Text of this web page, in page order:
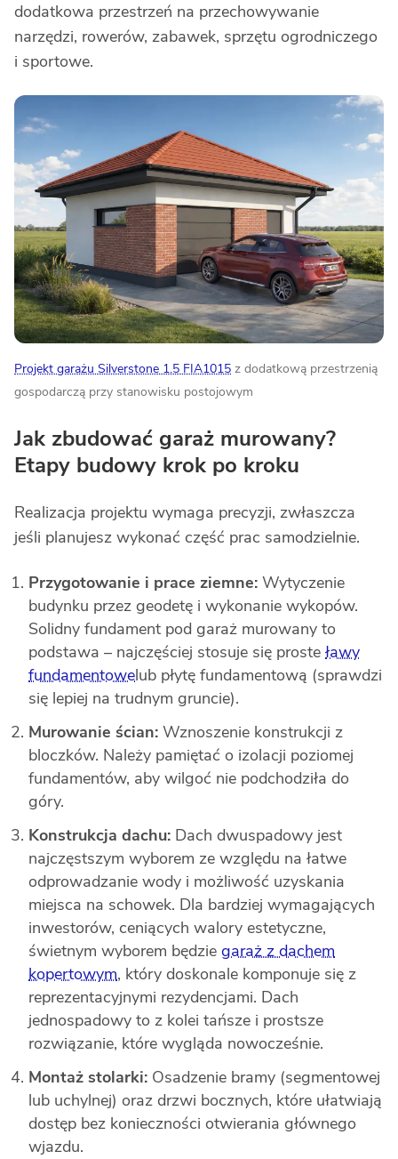
dodatkowa przestrzeń na przechowywanie
narzędzi, rowerów, zabawek, sprzętu ogrodniczego
i sportowe.
Projekt garażu Silverstone 1.5 FIA1015 z dodatkową przestrzenią
gospodarczą przy stanowisku postojowym
Jak zbudować garaż murowany?
Etapy budowy krok po kroku
Realizacja projektu wymaga precyzji, zwłaszcza
jeśli planujesz wykonać część prac samodzielnie.
Przygotowanie i prace ziemne: Wytyczenie
budynku przez geodetę i wykonanie wykopów.
Solidny fundament pod garaż murowany to
podstawa – najczęściej stosuje się proste ławy
fundamentowelub płytę fundamentową (sprawdzi
się lepiej na trudnym gruncie).
Murowanie ścian: Wznoszenie konstrukcji z
bloczków. Należy pamiętać o izolacji poziomej
fundamentów, aby wilgoć nie podchodziła do
góry.
Konstrukcja dachu: Dach dwuspadowy jest
najczęstszym wyborem ze względu na łatwe
odprowadzanie wody i możliwość uzyskania
miejsca na schowek. Dla bardziej wymagających
inwestorów, ceniących walory estetyczne,
świetnym wyborem będzie garaż z dachem
kopertowym, który doskonale komponuje się z
reprezentacyjnymi rezydencjami. Dach
jednospadowy to z kolei tańsze i prostsze
rozwiązanie, które wygląda nowocześnie.
Montaż stolarki: Osadzenie bramy (segmentowej
lub uchylnej) oraz drzwi bocznych, które ułatwiają
dostęp bez konieczności otwierania głównego
wjazdu.